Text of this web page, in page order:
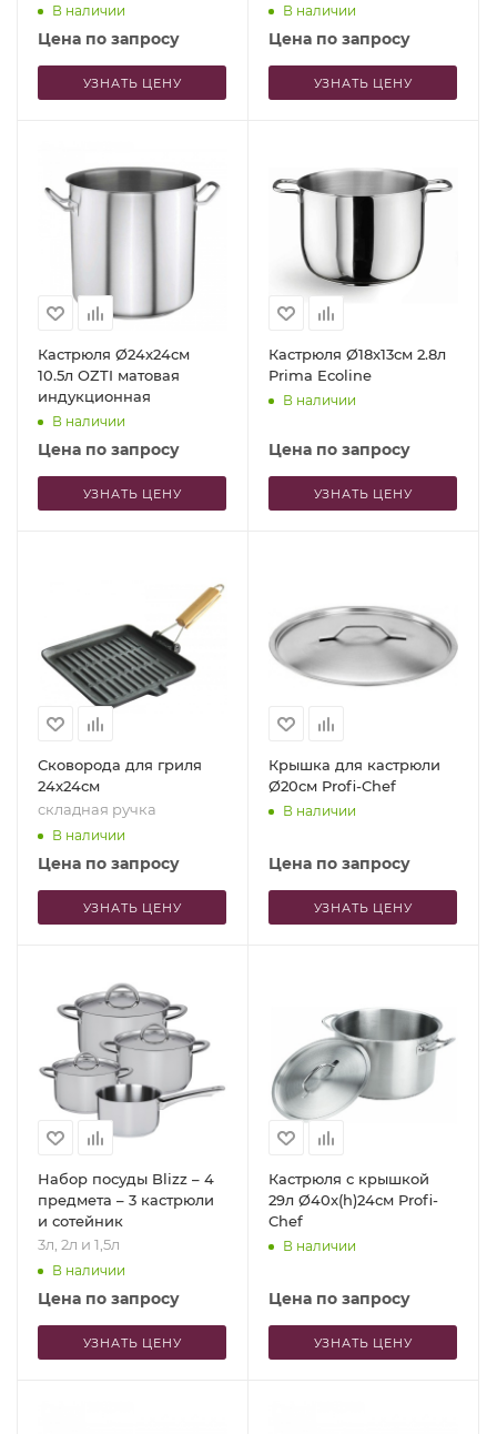
В наличии
Цена по запросу
УЗНАТЬ ЦЕНУ
В наличии
Цена по запросу
УЗНАТЬ ЦЕНУ
Кастрюля Ø24x24см
10.5л OZTI матовая
индукционная
В наличии
Цена по запросу
УЗНАТЬ ЦЕНУ
Кастрюля Ø18x13см 2.8л
Prima Ecoline
В наличии
Цена по запросу
УЗНАТЬ ЦЕНУ
Сковорода для гриля
24x24см
складная ручка
В наличии
Цена по запросу
УЗНАТЬ ЦЕНУ
Крышка для кастрюли
Ø20см Profi-Chef
В наличии
Цена по запросу
УЗНАТЬ ЦЕНУ
Набор посуды Blizz – 4
предмета – 3 кастрюли
и сотейник
3л, 2л и 1,5л
В наличии
Цена по запросу
УЗНАТЬ ЦЕНУ
Кастрюля с крышкой
29л Ø40x(h)24см Profi-
Chef
В наличии
Цена по запросу
УЗНАТЬ ЦЕНУ